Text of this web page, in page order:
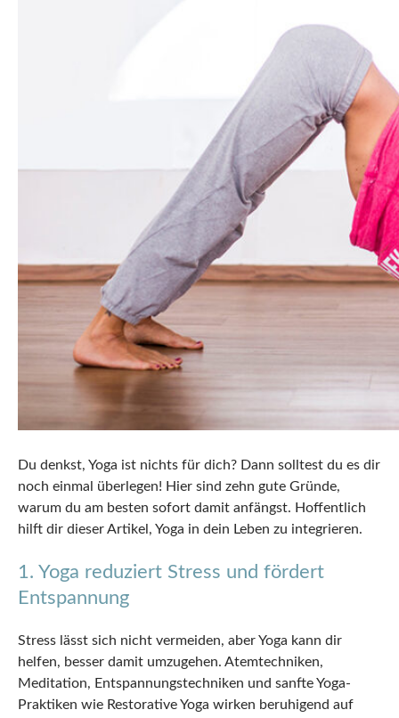
Du denkst, Yoga ist nichts für dich? Dann solltest du es dir
noch einmal überlegen! Hier sind zehn gute Gründe,
warum du am besten sofort damit anfängst. Hoffentlich
hilft dir dieser Artikel, Yoga in dein Leben zu integrieren.
1. Yoga reduziert Stress und fördert
Entspannung
Stress lässt sich nicht vermeiden, aber Yoga kann dir
helfen, besser damit umzugehen. Atemtechniken,
Meditation, Entspannungstechniken und sanfte Yoga-
Praktiken wie Restorative Yoga wirken beruhigend auf